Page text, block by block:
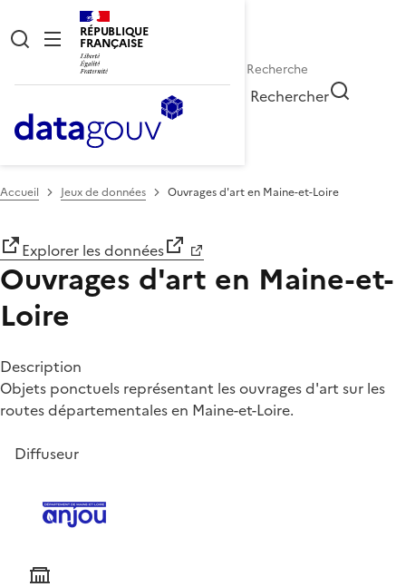
RÉPUBLIQUE
FRANÇAISE
Rechercher
Accueil Jeux de données Ouvrages d'art en Maine-et-Loire
Explorer les données
Ouvrages d'art en Maine-et-
Loire
Description
Objets ponctuels représentant les ouvrages d'art sur les
routes départementales en Maine-et-Loire.
Diffuseur